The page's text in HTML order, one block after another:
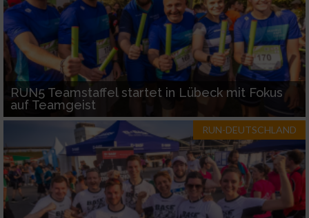
RUN5 Teamstaffel startet in Lübeck mit Fokus
auf Teamgeist
RUN-DEUTSCHLAND